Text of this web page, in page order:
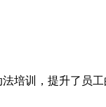
培训，提升了员工